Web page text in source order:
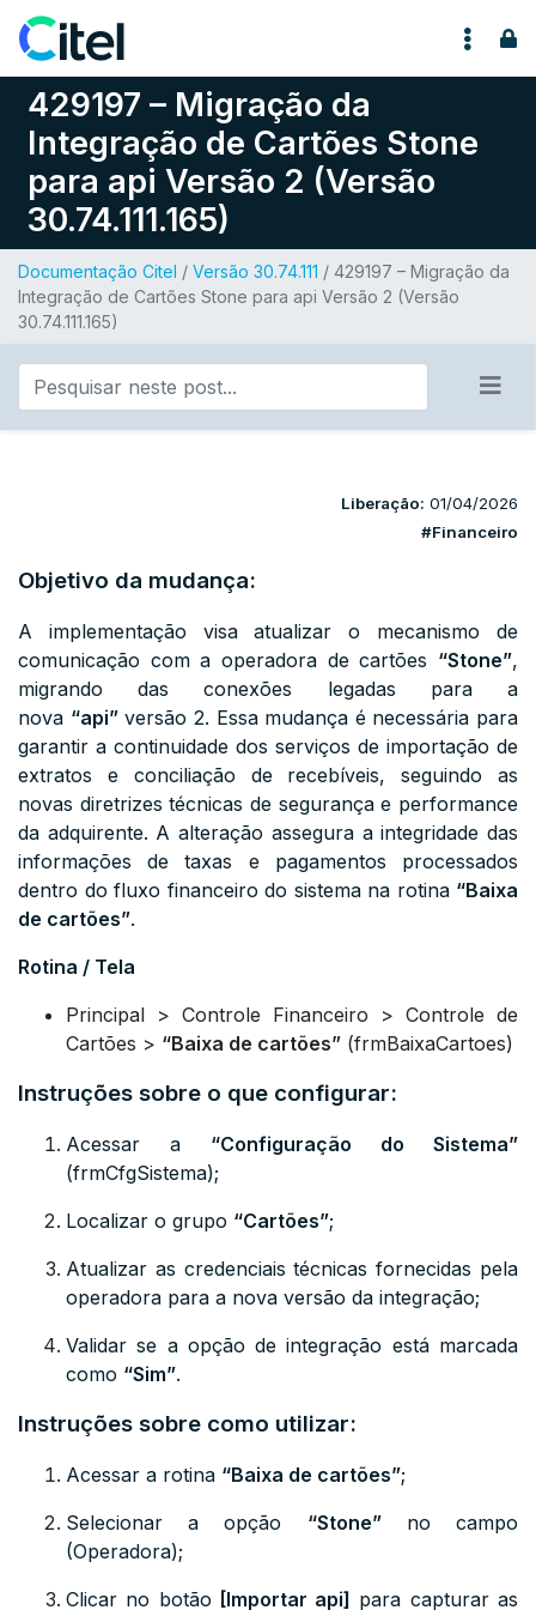
Pular para o conteúdo
429197 – Migração da
Integração de Cartões Stone
para api Versão 2 (Versão
30.74.111.165)
Documentação Citel / Versão 30.74.111 / 429197 – Migração da
Integração de Cartões Stone para api Versão 2 (Versão
30.74.111.165)
Liberação: 01/04/2026
#Financeiro
Objetivo da mudança:
A implementação visa atualizar o mecanismo de
comunicação com a operadora de cartões “Stone”,
migrando das conexões legadas para a
nova “api”versão 2. Essa mudança é necessária para
garantir a continuidade dos serviços de importação de
extratos e conciliação de recebíveis, seguindo as
novas diretrizes técnicas de segurança e performance
da adquirente. A alteração assegura a integridade das
informações de taxas e pagamentos processados
dentro do fluxo financeiro do sistema na rotina “Baixa
de cartões”.
Rotina / Tela
Principal > Controle Financeiro > Controle de
Cartões > “Baixa de cartões” (frmBaixaCartoes)
Instruções sobre o que configurar:
Acessar a “Configuração do Sistema”
(frmCfgSistema);
Localizar o grupo “Cartões”;
Atualizar as credenciais técnicas fornecidas pela
operadora para a nova versão da integração;
Validar se a opção de integração está marcada
como “Sim”.
Instruções sobre como utilizar:
Acessar a rotina “Baixa de cartões”;
Selecionar a opção “Stone”no campo
(Operadora);
Clicar no botão [Importar api] para capturar as